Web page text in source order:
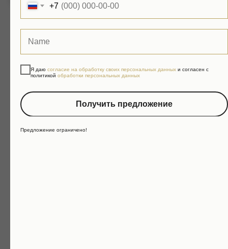
Сопровождение сделок с
+7
Я даю согласие на обработку своих персональных данных и согласен с
политикой обработки персональных данных
Получить предложение
Предложение ограничено!